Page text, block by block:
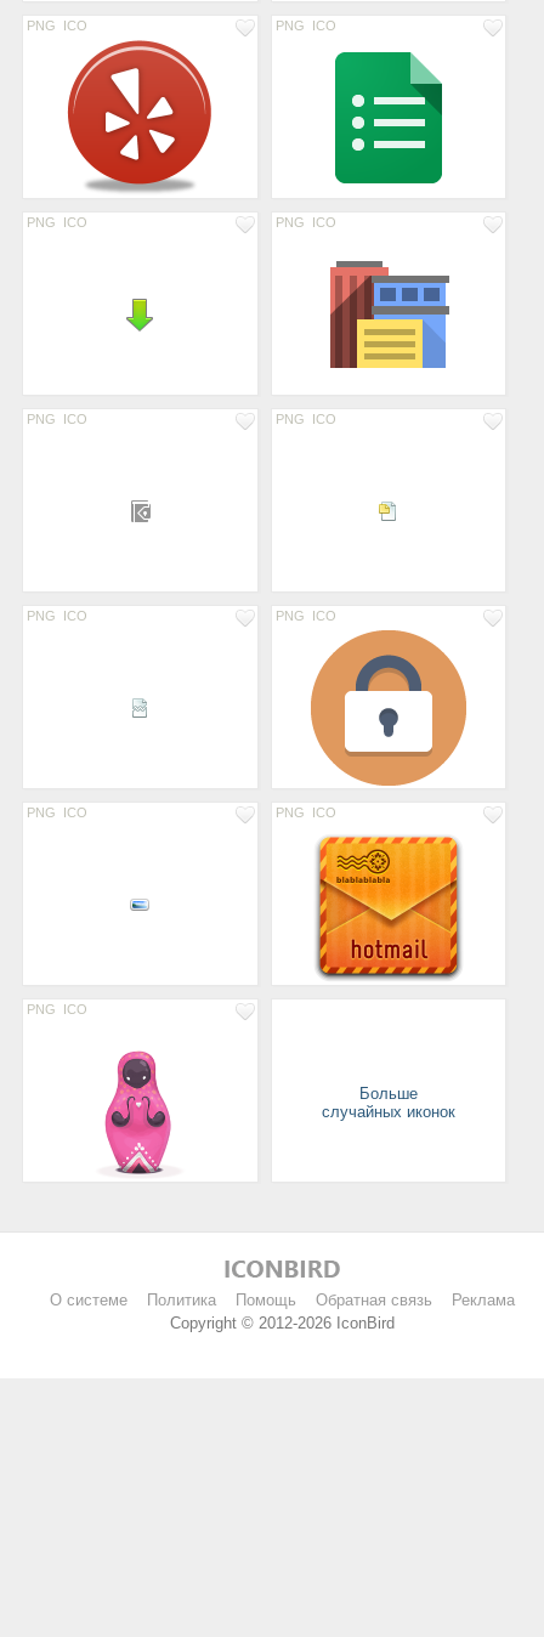
PNG ICO PNG ICO
PNG ICO PNG ICO
PNG ICO PNG ICO
PNG ICO PNG ICO
PNG ICO PNG ICO
PNG ICO
Больше
случайных иконок
О системе Политика Помощь Обратная связь
Реклама
Copyright © 2012-2026 IconBird